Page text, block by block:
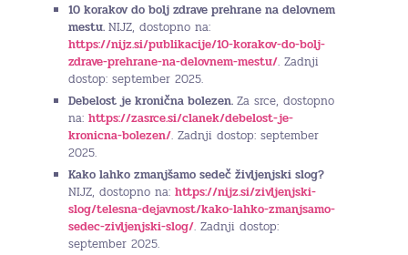
10 korakov do bolj zdrave prehrane na delovnem
mestu. NIJZ, dostopno na:
https://nijz.si/publikacije/10-korakov-do-bolj-
zdrave-prehrane-na-delovnem-mestu/. Zadnji
dostop: september 2025.
Debelost je kronična bolezen. Za srce, dostopno
na: https://zasrce.si/clanek/debelost-je-
kronicna-bolezen/. Zadnji dostop: september
2025.
Kako lahko zmanjšamo sedeč življenjski slog?
NIJZ, dostopno na: https://nijz.si/zivljenjski-
slog/telesna-dejavnost/kako-lahko-zmanjsamo-
sedec-zivljenjski-slog/. Zadnji dostop:
september 2025.